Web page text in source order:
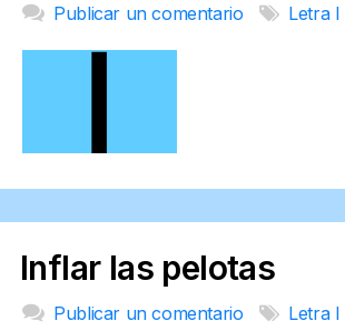
Publicar un comentario Letra I
Inflar las pelotas
Publicar un comentario Letra I